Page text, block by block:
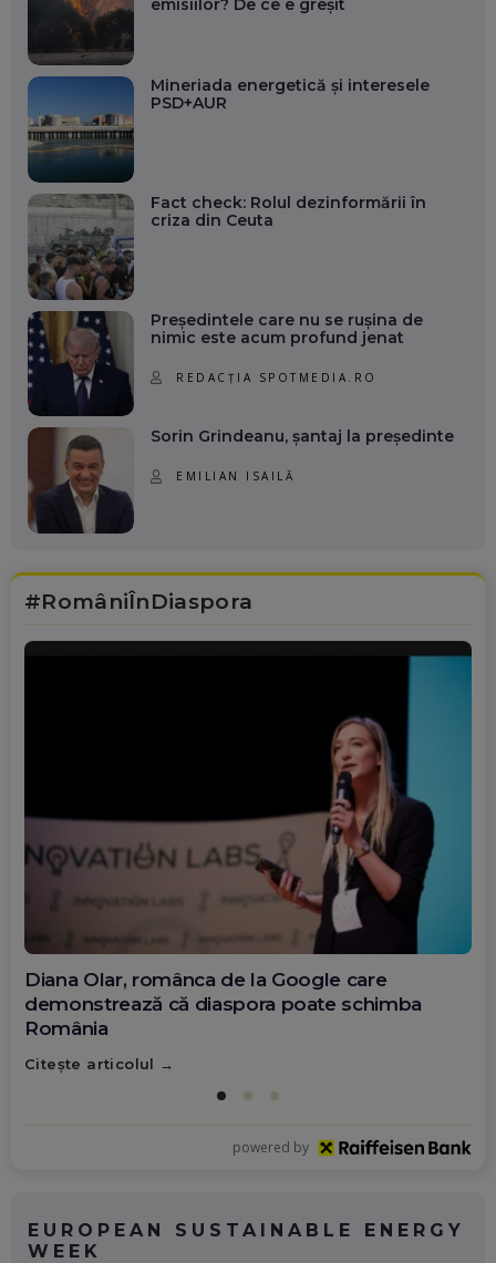
emisiilor? De ce e greșit
Mineriada energetică și interesele
PSD+AUR
Fact check: Rolul dezinformării în
criza din Ceuta
Președintele care nu se rușina de
nimic este acum profund jenat
REDACȚIA SPOTMEDIA.RO
Sorin Grindeanu, șantaj la președinte
EMILIAN ISAILĂ
#RomâniÎnDiaspora
Diana Olar, românca de la Google care
demonstrează că diaspora poate schimba
România
Citește articolul
powered by
EUROPEAN SUSTAINABLE ENERGY
WEEK